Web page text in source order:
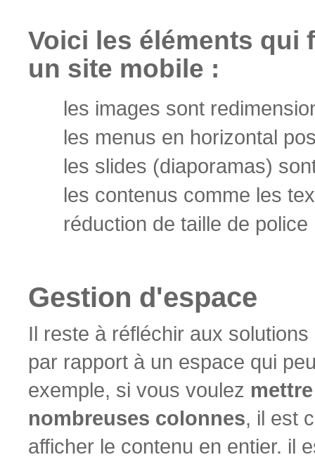
Voici les éléments qui
un site mobile :
les images sont
les menus en horizontal
les slides (diaporamas)
les contenus comme les
réduction de taille de police
Gestion d'espace
Il reste à réfléchir aux
par rapport à un espace qui
exemple, si vous voulez
nombreuses colonnes, il est
afficher le contenu en entier. il